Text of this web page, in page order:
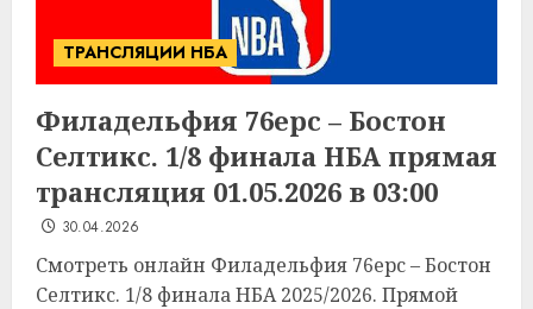
ТРАНСЛЯЦИИ НБА
Филадельфия 76ерс – Бостон
Селтикс. 1/8 финала НБА прямая
трансляция 01.05.2026 в 03:00
30.04.2026
Смотреть онлайн Филадельфия 76ерс – Бостон
Селтикс. 1/8 финала НБА 2025/2026. Прямой